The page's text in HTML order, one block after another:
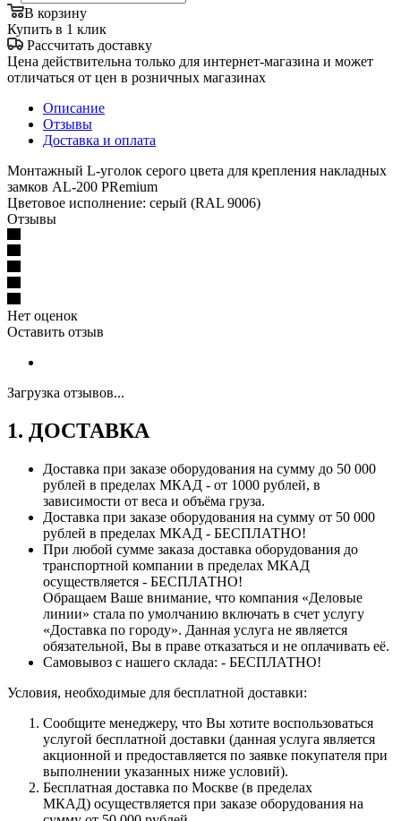
В корзину
Купить в 1 клик
Рассчитать доставку
Цена действительна только для интернет-магазина и может
отличаться от цен в розничных магазинах
Описание
Отзывы
Доставка и оплата
Монтажный L-уголок серого цвета для крепления накладных
замков AL-200 PRemium
Цветовое исполнение: серый (RAL 9006)
Отзывы
Нет оценок
Оставить отзыв
Загрузка отзывов...
1. ДОСТАВКА
Доставка при заказе оборудования на сумму до 50 000
рублей в пределах МКАД - от 1000 рублей, в
зависимости от веса и объёма груза.
Доставка при заказе оборудования на сумму от 50 000
рублей в пределах МКАД - БЕСПЛАТНО!
При любой сумме заказа доставка оборудования до
транспортной компании в пределах МКАД
осуществляется - БЕСПЛАТНО!
Обращаем Ваше внимание, что компания «Деловые
линии» стала по умолчанию включать в счет услугу
«Доставка по городу». Данная услуга не является
обязательной, Вы в праве отказаться и не оплачивать её.
Самовывоз с нашего склада: - БЕСПЛАТНО!
Условия, необходимые для бесплатной доставки:
Сообщите менеджеру, что Вы хотите воспользоваться
услугой бесплатной доставки (данная услуга является
акционной и предоставляется по заявке покупателя при
выполнении указанных ниже условий).
Бесплатная доставка по Москве (в пределах
МКАД) осуществляется при заказе оборудования на